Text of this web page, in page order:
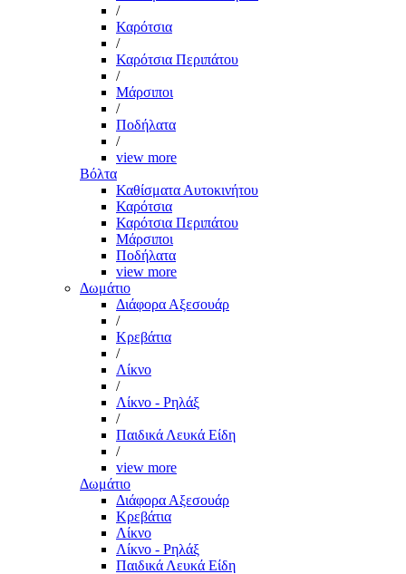
/
Καρότσια
/
Καρότσια Περιπάτου
/
Μάρσιποι
/
Ποδήλατα
/
view more
Βόλτα
Καθίσματα Αυτοκινήτου
Καρότσια
Καρότσια Περιπάτου
Μάρσιποι
Ποδήλατα
view more
Δωμάτιο
Διάφορα Αξεσουάρ
/
Κρεβάτια
/
Λίκνο
/
Λίκνο - Ρηλάξ
/
Παιδικά Λευκά Είδη
/
view more
Δωμάτιο
Διάφορα Αξεσουάρ
Κρεβάτια
Λίκνο
Λίκνο - Ρηλάξ
Παιδικά Λευκά Είδη